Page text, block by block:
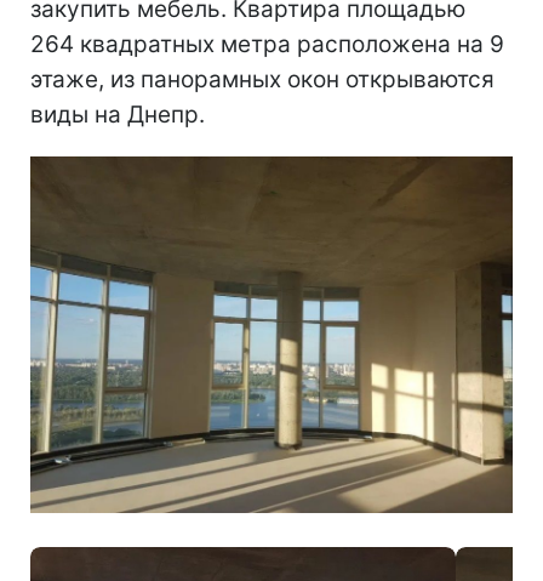
закупить мебель. Квартира площадью
264 квадратных метра расположена на 9
этаже, из панорамных окон открываются
виды на Днепр.